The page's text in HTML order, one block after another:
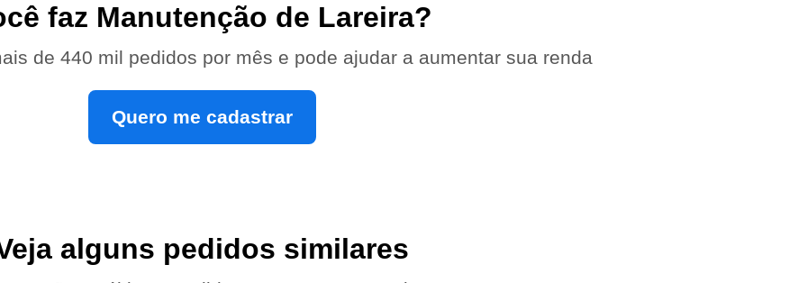
faz Manutenção de Lareira?
de 440 mil pedidos por mês e pode ajudar a aumentar sua renda
Quero me cadastrar
alguns pedidos similares